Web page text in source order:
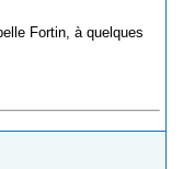
Fortin, à quelques